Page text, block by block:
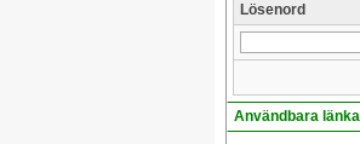
Lösenord
Användbara